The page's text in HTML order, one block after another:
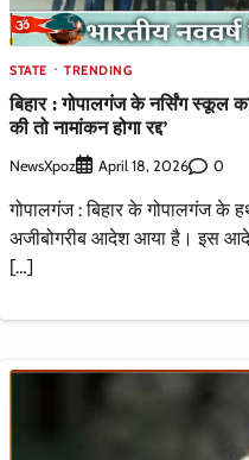
STATE TRENDING
बिहार : गोपालगंज के नर्सिंग स्कूल
की तो नामांकन होगा रद्द’
NewsXpoz April 18, 2026 0
गोपालगंज : बिहार के गोपालगंज
अजीबोगरीब आदेश आया है। इस
[…]